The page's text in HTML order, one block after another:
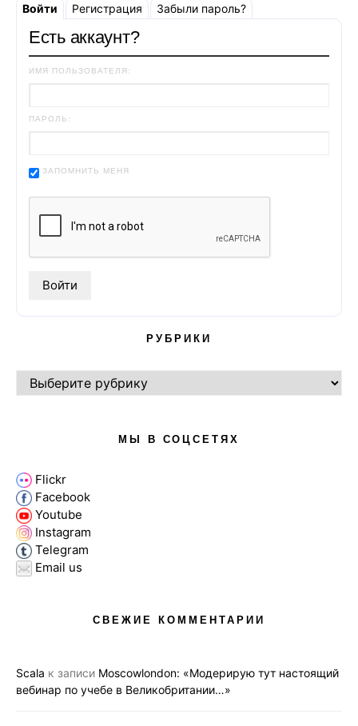
Войти Регистрация Забыли пароль?
Есть аккаунт?
ИМЯ ПОЛЬЗОВАТЕЛЯ:
ПАРОЛЬ:
ЗАПОМНИТЬ МЕНЯ
РУБРИКИ
МЫ В СОЦСЕТЯХ
Flickr
Facebook
Youtube
Instagram
Telegram
Email us
СВЕЖИЕ КОММЕНТАРИИ
Scala к записи Moscowlondon: «Модерирую тут настоящий
вебинар по учебе в Великобритании…»